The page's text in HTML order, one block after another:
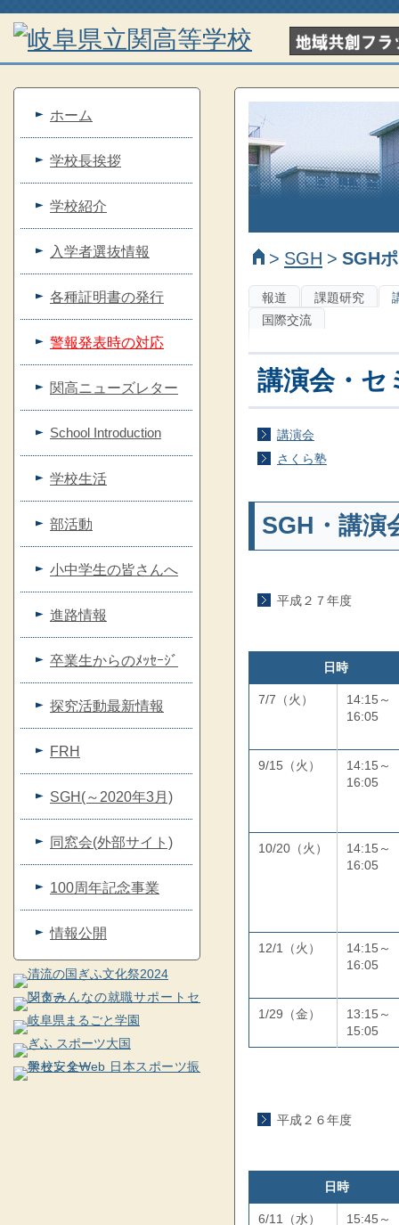
ホーム
学校長挨拶
学校紹介
入学者選抜情報
各種証明書の発行
警報発表時の対応
関高ニューズレター
School Introduction
学校生活
部活動
小中学生の皆さんへ
進路情報
卒業生からのﾒｯｾｰｼﾞ
探究活動最新情報
FRH
SGH(～2020年3月)
同窓会(外部サイト)
100周年記念事業
情報公開
> SGH > SGH
報道 課題研究
国際交流
講演会・セ
講演会
さくら塾
SGH・講演
平成２７年度
日時
7/7（火）
14:15～
16:05
9/15（火）
14:15～
16:05
10/20（火）
14:15～
16:05
12/1（火）
14:15～
16:05
1/29（金）
13:15～
15:05
平成２６年度
日時
6/11（水）
15:45～